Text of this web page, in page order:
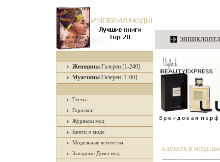
Женщины Галереи [1-240]
Мужчины Галереи [1-60]
Тесты
Гороскоп
Журналы мод
Книги о моде
Модельные агентства
Западные Дома мод
КАРЬЕРА В